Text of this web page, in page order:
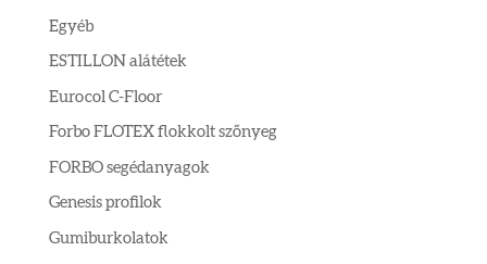
Egyéb
ESTILLON alátétek
Eurocol C-Floor
Forbo FLOTEX flokkolt szőnyeg
FORBO segédanyagok
Genesis profilok
Gumiburkolatok